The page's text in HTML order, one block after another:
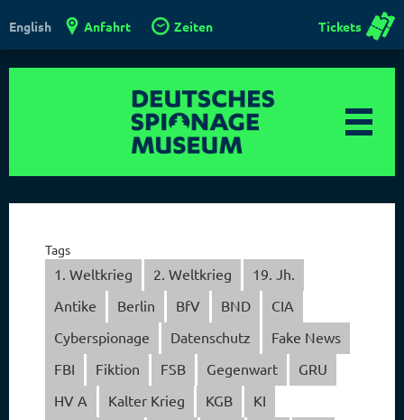
English Anfahrt Zeiten Tickets
Tags
1. Weltkrieg 2. Weltkrieg
19. Jh.
Antike
Berlin BfV BND
CIA
Cyberspionage
Datenschutz
Fake News
FBI
Fiktion FSB Gegenwart
GRU
HV A
Kalter Krieg KGB
KI